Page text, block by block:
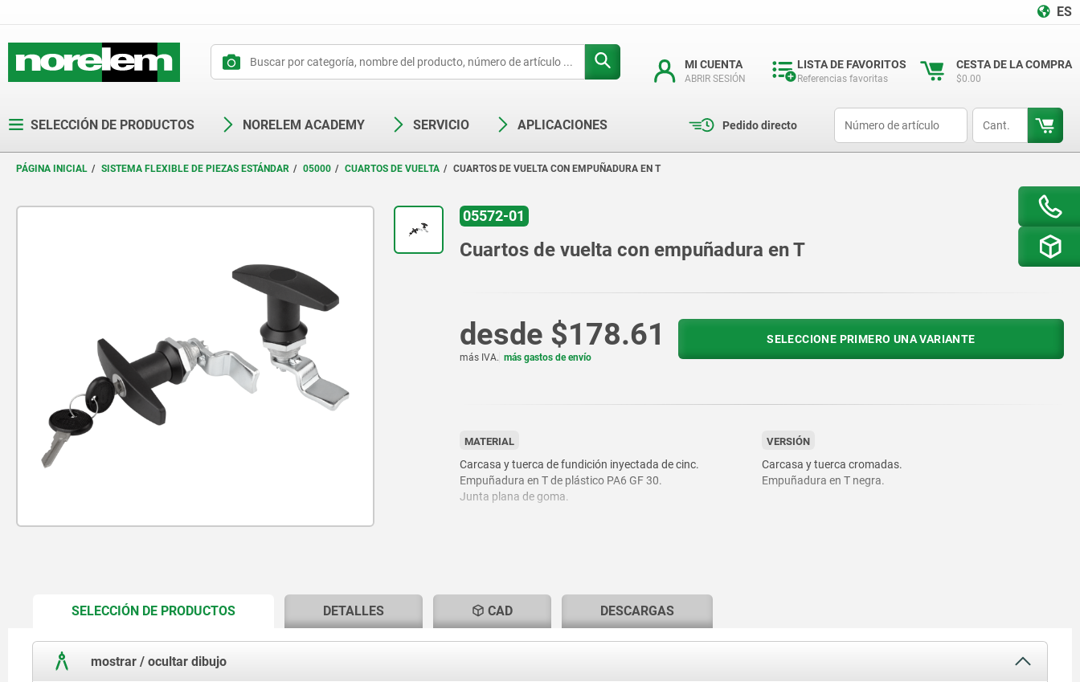
ES
MI CUENTA
ABRIR SESIÓN
LISTA DE FAVORITOS
Referencias favoritas
CESTA DE LA COMPRA
$0.00
SELECCIÓN DE PRODUCTOS NORELEM ACADEMY SERVICIO APLICACIONES Pedido directo
PÁGINA INICIAL SISTEMA FLEXIBLE DE PIEZAS ESTÁNDAR 05000 CUARTOS DE VUELTA CUARTOS DE VUELTA CON EMPUÑADURA EN T
05572-01
Cuartos de vuelta con empuñadura en T
desde $178.61
más IVA. más gastos de envío
SELECCIONE PRIMERO UNA VARIANTE
MATERIAL
Carcasa y tuerca de fundición inyectada de cinc.
Empuñadura en T de plástico PA6 GF 30.
Junta plana de goma.
VERSIÓN
Carcasa y tuerca cromadas.
Empuñadura en T negra.
SELECCIÓN DE PRODUCTOSCURRENT
DETALLES CAD DESCARGAS
mostrar / ocultar dibujo